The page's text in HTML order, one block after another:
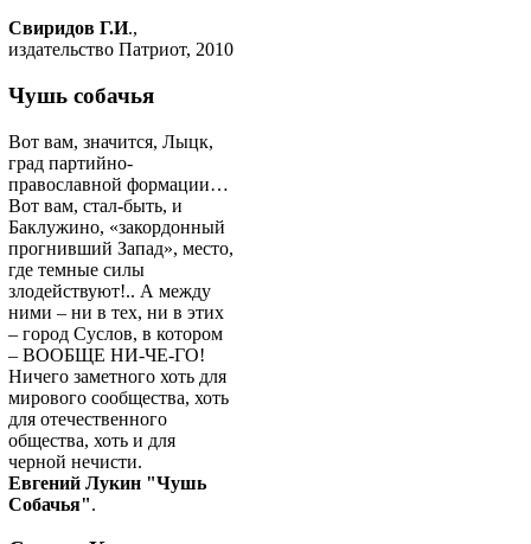
Свиридов Г.И.,
издательство Патриот, 2010
Чушь собачья
Вот вам, значится, Лыцк,
град партийно-
православной формации…
Вот вам, стал-быть, и
Баклужино, «закордонный
прогнивший Запад», место,
где темные силы
злодействуют!.. А между
ними – ни в тех, ни в этих
– город Суслов, в котором
– ВООБЩЕ НИ-ЧЕ-ГО!
Ничего заметного хоть для
мирового сообщества, хоть
для отечественного
общества, хоть и для
черной нечисти.
Евгений Лукин "Чушь
Собачья".